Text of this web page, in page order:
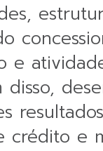
e
crédito e